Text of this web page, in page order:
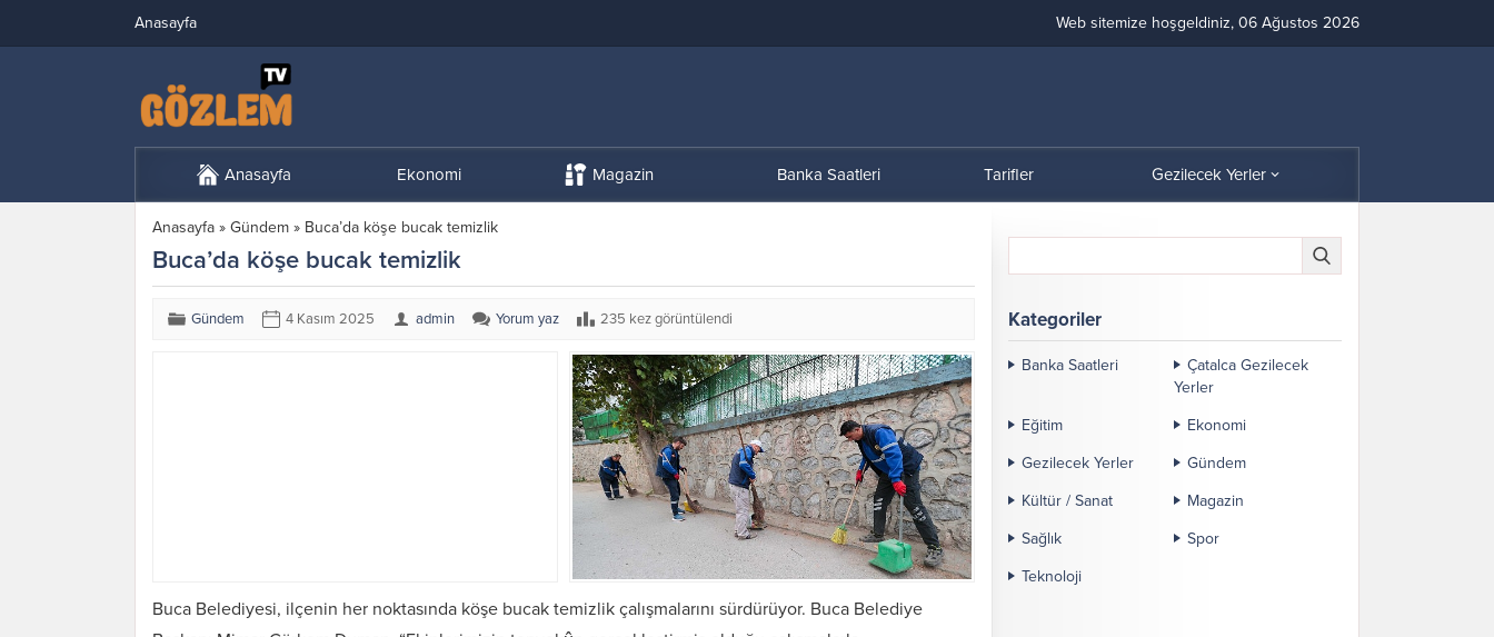
Anasayfa Web sitemize hoşgeldiniz, 06 Ağustos 2026
Anasayfa Ekonomi Magazin Banka Saatleri Tarifler Gezilecek Yerler
Anasayfa » Gündem » Buca’da köşe bucak temizlik
Buca’da köşe bucak temizlik
Gündem 4 Kasım 2025 admin Yorum yaz 235 kez görüntülendi
Buca Belediyesi, ilçenin her noktasında köşe bucak temizlik çalışmalarını sürdürüyor. Buca Belediye
Kategoriler
Banka Saatleri
Çatalca Gezilecek
Yerler
Eğitim
Ekonomi
Gezilecek Yerler
Gündem
Kültür / Sanat
Magazin
Sağlık
Spor
Teknoloji